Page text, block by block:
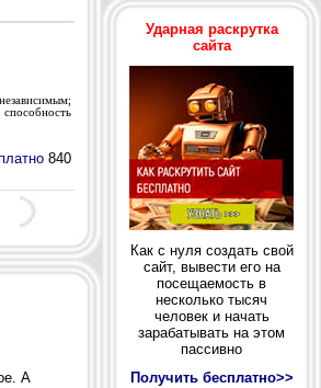
840
Ударная раскрутка
сайта
Как с нуля создать свой
сайт, вывести его на
посещаемость в
несколько тысяч
человек и начать
зарабатывать на этом
пассивно
Получить бесплатно>>